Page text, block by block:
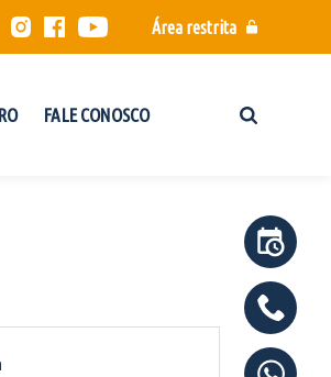
Área restrita
FALE CONOSCO